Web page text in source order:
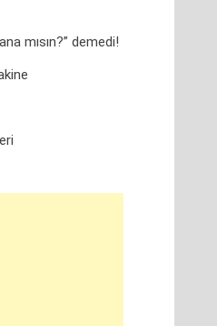
mısın?” demedi!